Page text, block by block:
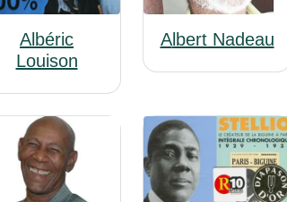
Albéric
Louison
Albert Nadeau